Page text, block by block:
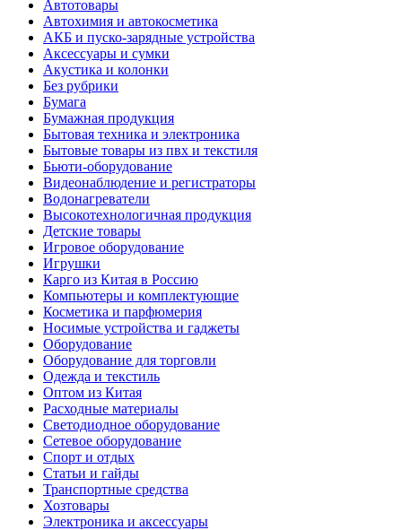
Автотовары
Автохимия и автокосметика
АКБ и пуско-зарядные устройства
Аксессуары и сумки
Акустика и колонки
Без рубрики
Бумага
Бумажная продукция
Бытовая техника и электроника
Бытовые товары из пвх и текстиля
Бьюти-оборудование
Видеонаблюдение и регистраторы
Водонагреватели
Высокотехнологичная продукция
Детские товары
Игровое оборудование
Игрушки
Карго из Китая в Россию
Компьютеры и комплектующие
Косметика и парфюмерия
Носимые устройства и гаджеты
Оборудование
Оборудование для торговли
Одежда и текстиль
Оптом из Китая
Расходные материалы
Светодиодное оборудование
Сетевое оборудование
Спорт и отдых
Статьи и гайды
Транспортные средства
Хозтовары
Электроника и аксессуары